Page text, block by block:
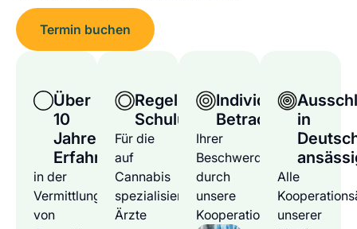
Termin buchen
Über
10
Jahre
Erfahrung
in der
Vermittlung
von
Regelmäßige
Schulungen
Für die
auf
Cannabis
spezialisierten
Ärzte
Individuelle
Betrachtung
Ihrer
Beschwerden
durch
unsere
Kooperationsärzte
in
Alle
unserer